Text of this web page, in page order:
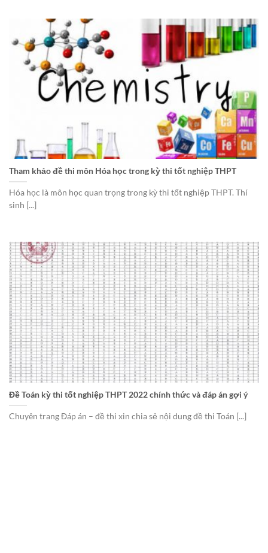
Tham khảo đề thi môn Hóa học trong kỳ thi tốt nghiệp THPT
Hóa học là môn học quan trọng trong kỳ thi tốt nghiệp THPT. Thí
sinh [...]
Đề Toán kỳ thi tốt nghiệp THPT 2022 chính thức và đáp án gợi ý
Chuyên trang Đáp án – đề thi xin chia sẻ nội dung đề thi Toán [...]